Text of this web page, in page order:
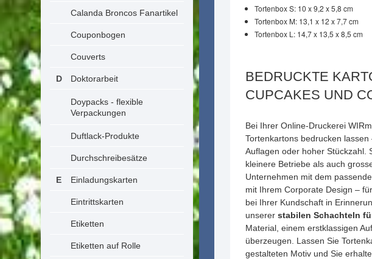
Calanda Broncos Fanartikel
Couponbogen
Couverts
Doktorarbeit
Doypacks - flexible
Verpackungen
Duftlack-Produkte
Durchschreibesätze
Einladungskarten
Eintrittskarten
Etiketten
Etiketten auf Rolle
Tortenbox S: 10 x 9,2 x 5,8 cm
Tortenbox M: 13,1 x 12 x 7,7 cm
Tortenbox L: 14,7 x 13,5 x 8,5 cm
BEDRUCKTE
CUPCAKES UND
Bei Ihrer Online-Druckerei
Tortenkartons bedrucken
Auflagen oder hoher Stückzahl.
kleinere Betriebe als auch
Unternehmen mit dem
mit Ihrem Corporate Design –
bei Ihrer Kundschaft in
unserer stabilen Schachteln
Material, einem erstklassigen
überzeugen. Lassen Sie
gestalteten Motiv und Sie